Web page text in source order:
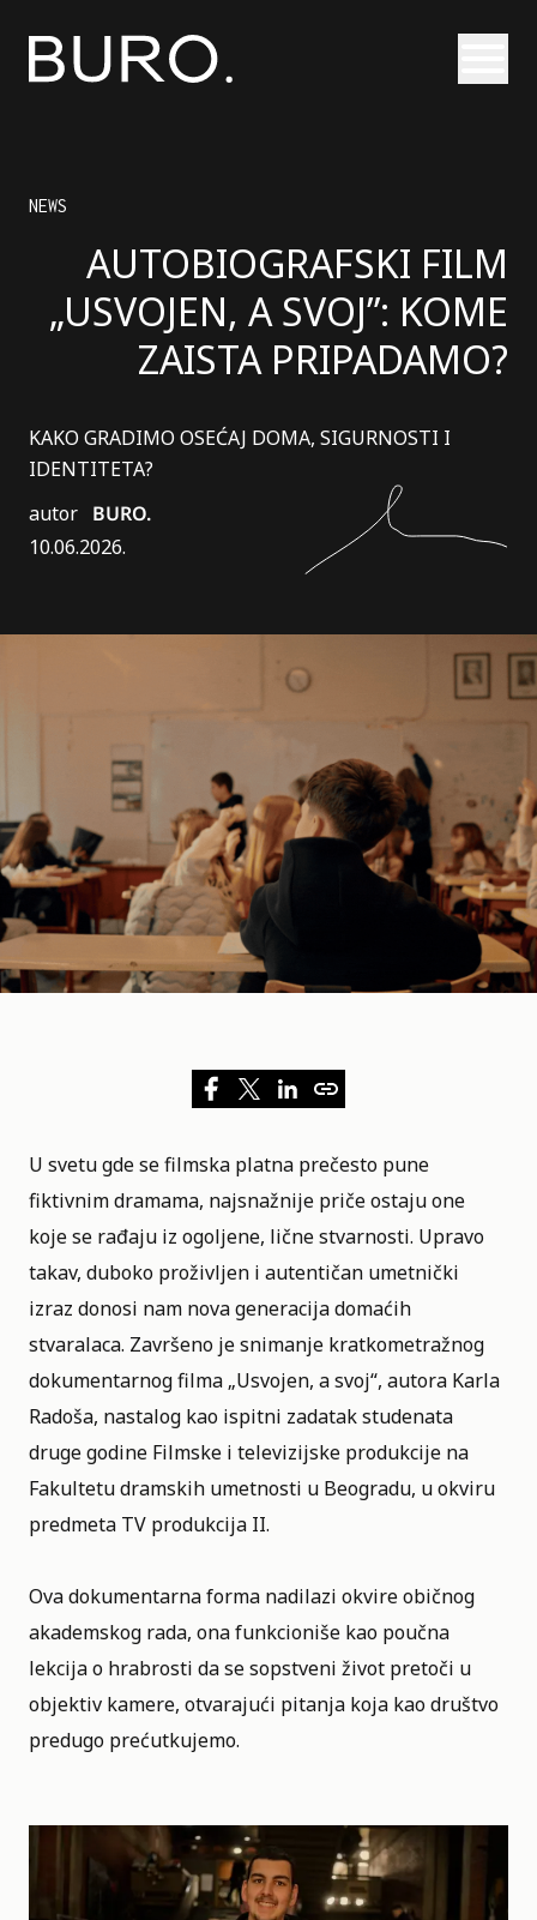
NEWS
AUTOBIOGRAFSKI FILM
„USVOJEN, A SVOJ”: KOME
ZAISTA PRIPADAMO?
KAKO GRADIMO OSEĆAJ DOMA, SIGURNOSTI I
IDENTITETA?
autor BURO.
10.06.2026.
U svetu gde se filmska platna prečesto pune
fiktivnim dramama, najsnažnije priče ostaju one
koje se rađaju iz ogoljene, lične stvarnosti. Upravo
takav, duboko proživljen i autentičan umetnički
izraz donosi nam nova generacija domaćih
stvaralaca. Završeno je snimanje kratkometražnog
dokumentarnog filma „Usvojen, a svoj“, autora Karla
Radoša, nastalog kao ispitni zadatak studenata
druge godine Filmske i televizijske produkcije na
Fakultetu dramskih umetnosti u Beogradu, u okviru
predmeta TV produkcija II.
Ova dokumentarna forma nadilazi okvire običnog
akademskog rada, ona funkcioniše kao poučna
lekcija o hrabrosti da se sopstveni život pretoči u
objektiv kamere, otvarajući pitanja koja kao društvo
predugo prećutkujemo.